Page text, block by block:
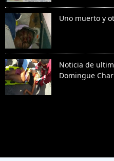
Uno muerto y
Noticia de
Domingue